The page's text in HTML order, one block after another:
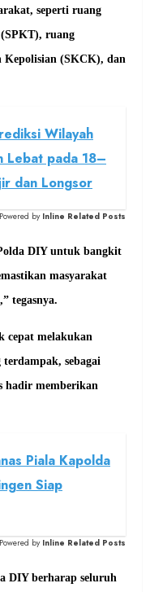
seperti ruang
ruang
Kepolisian (SKCK), dan
Wilayah
Lebat pada 18–
dan Longsor
Powered by Inline Related Posts
DIY untuk bangkit
masyarakat
tegasnya.
cepat melakukan
sebagai
hadir memberikan
Piala Kapolda
Siap
Powered by Inline Related Posts
DIY berharap seluruh